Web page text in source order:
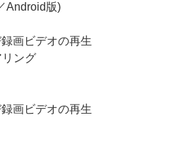
Android版)
画ビデオの再生
ング
画ビデオの再生